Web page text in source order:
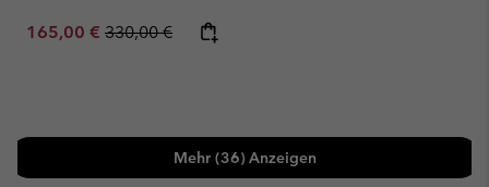
Sale price:
165,00 € Regular price:
330,00 €
Mehr (36) Anzeigen